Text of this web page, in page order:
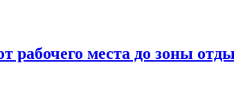
рабочего места до зоны